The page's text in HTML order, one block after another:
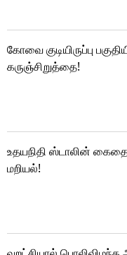
கோவை குடியிருப்பு
கருஞ்சிறுத்தை!
உதயநிதி ஸ்டாலின்
மறியல்!